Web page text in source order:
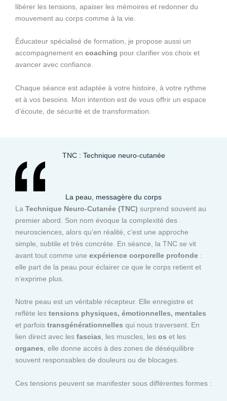
libérer les tensions, apaiser les mémoires et redonner du
mouvement au corps comme à la vie.
Éducateur spécialisé de formation, je propose aussi un
accompagnement en coaching pour clarifier vos choix et
avancer avec confiance.
Chaque séance est adaptée à votre histoire, à votre rythme
et à vos besoins. Mon intention est de vous offrir un espace
d’écoute, de sécurité et de transformation.
TNC : Technique neuro-cutanée
La peau, messagère du corps
La Technique Neuro-Cutanée (TNC) surprend souvent au
premier abord. Son nom évoque la complexité des
neurosciences, alors qu’en réalité, c’est une approche
simple, subtile et très concrète. En séance, la TNC se vit
avant tout comme une expérience corporelle profonde :
elle part de la peau pour éclairer ce que le corps retient et
n’exprime plus.
Notre peau est un véritable récepteur. Elle enregistre et
reflète les tensions physiques, émotionnelles, mentales
et parfois transgénérationnelles qui nous traversent. En
lien direct avec les fascias, les muscles, les os et les
organes, elle donne accès à des zones de déséquilibre
souvent responsables de douleurs ou de blocages.
Ces tensions peuvent se manifester sous différentes formes :